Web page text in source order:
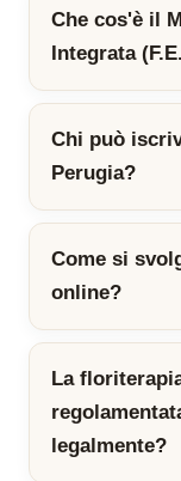
Che cos'è il
Integrata
Chi può
Perugia?
Come si
online?
La
legalmente?